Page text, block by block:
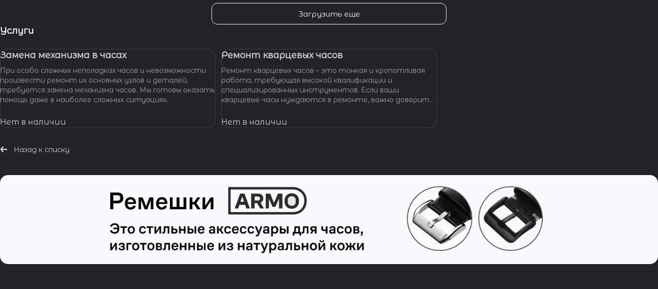
Загрузить еще
Услуги
Замена механизма в часах
При особо сложных неполадках часов и невозможности
произвести ремонт их основных узлов и деталей,
требуется замена механизма часов. Мы готовы оказать
помощь даже в наиболее сложных ситуациях.
Нет в наличии
Ремонт кварцевых часов
Ремонт кварцевых часов – это тонкая и кропотливая
работа, требующая высокой квалификации и
специализированных инструментов. Если ваши
кварцевые часы нуждаются в ремонте, важно доверить
диагностировать проблему и предложить
эффективное решение.
Нет в наличии
Назад к списку